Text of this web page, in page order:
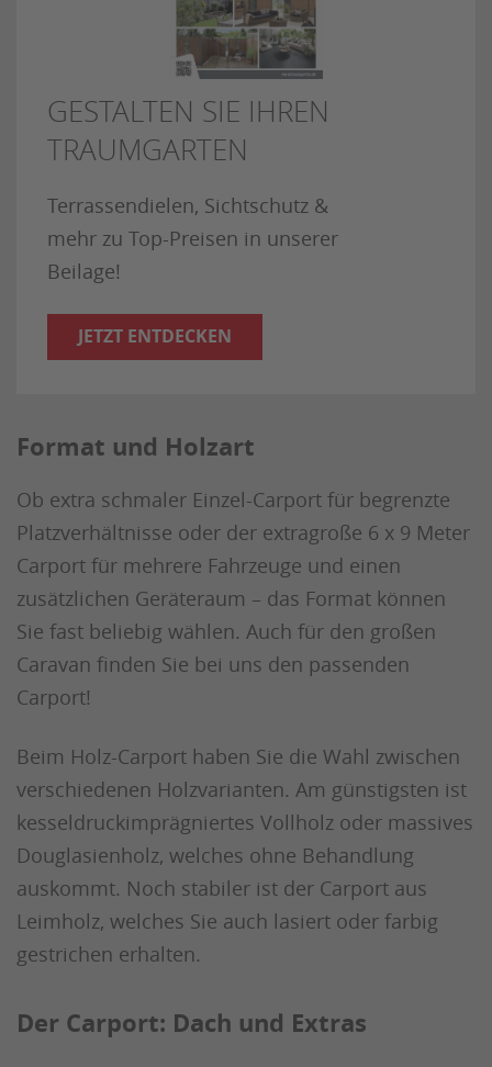
GESTALTEN SIE IHREN
TRAUMGARTEN
Terrassendielen, Sichtschutz &
mehr zu Top-Preisen in unserer
Beilage!
JETZT ENTDECKEN
Format und Holzart
Ob extra schmaler Einzel-Carport für begrenzte
Platzverhältnisse oder der extragroße 6 x 9 Meter
Carport für mehrere Fahrzeuge und einen
zusätzlichen Geräteraum – das Format können
Sie fast beliebig wählen. Auch für den großen
Caravan finden Sie bei uns den passenden
Carport!
Beim Holz-Carport haben Sie die Wahl zwischen
verschiedenen Holzvarianten. Am günstigsten ist
kesseldruckimprägniertes Vollholz oder massives
Douglasienholz, welches ohne Behandlung
auskommt. Noch stabiler ist der Carport aus
Leimholz, welches Sie auch lasiert oder farbig
gestrichen erhalten.
Der Carport: Dach und Extras